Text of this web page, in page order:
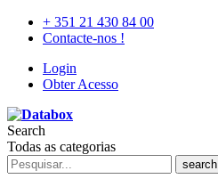
+ 351 21 430 84 00
Contacte-nos !
Login
Obter Acesso
Search
Todas as categorias
search